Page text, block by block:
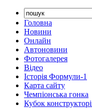
Головна
Новини
Онлайн
Автоновини
Фотогалерея
Відео
Історія Формули-1
Карта сайту
Чемпіонська гонка
Кубок